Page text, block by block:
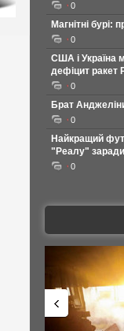
0
Магнітні бурі:
0
США і Україна
дефіцит ракет
0
Брат
0
Найкращий
"Реалу"
0